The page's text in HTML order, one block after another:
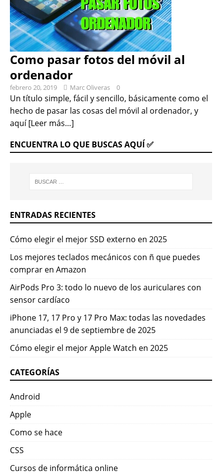
Como pasar fotos del móvil al
ordenador
febrero 20, 2019 Marc Oliveras 0
Un título simple, fácil y sencillo, básicamente como el
hecho de pasar las cosas del móvil al ordenador, y
aquí[Leer más…]
ENCUENTRA LO QUE BUSCAS AQUÍ ✅
ENTRADAS RECIENTES
Cómo elegir el mejor SSD externo en 2025
Los mejores teclados mecánicos con ñ que puedes
comprar en Amazon
AirPods Pro 3: todo lo nuevo de los auriculares con
sensor cardíaco
iPhone 17, 17 Pro y 17 Pro Max: todas las novedades
anunciadas el 9 de septiembre de 2025
Cómo elegir el mejor Apple Watch en 2025
CATEGORÍAS
Android
Apple
Como se hace
CSS
Cursos de informática online